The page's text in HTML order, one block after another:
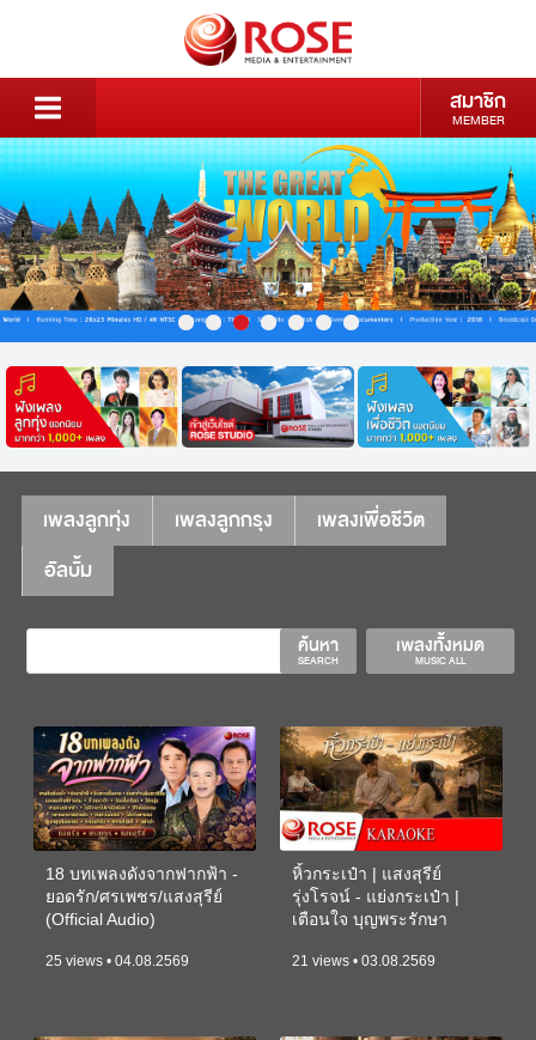
สมาชิก
MEMBER
เพลงลูกทุ่ง เพลงลูกกรุง
เพลงเพื่อชีวิต
อัลบั้ม
เพลงทั้งหมด
MUSIC ALL
ค้นหา
SEARCH
18 บทเพลงดังจากฟากฟ้า -
ยอดรัก/ศรเพชร/แสงสุรีย์
(Official Audio)
25 views • 04.08.2569
หิ้วกระเป๋า | แสงสุรีย์
รุ่งโรจน์ - แย่งกระเป๋า |
เตือนใจ บุญพระรักษา
21 views • 03.08.2569